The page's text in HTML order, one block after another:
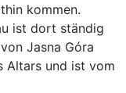
kommen.
ist dort ständig
Jasna Góra
Altars und ist vom